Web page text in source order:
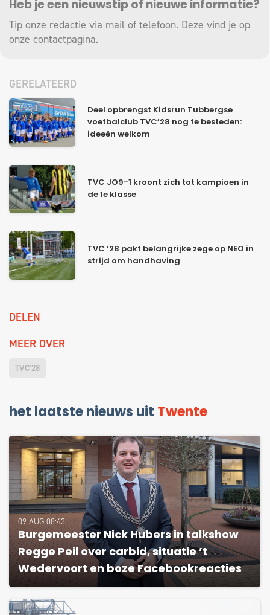
Heb je een nieuwstip of nieuwe informatie?
Tip onze redactie via mail of telefoon. Deze vind je op
onze contactpagina.
GERELATEERD
Deel opbrengst Kidsrun Tubbergse
voetbalclub TVC’28 nog te besteden:
ideeën welkom
TVC JO9-1 kroont zich tot kampioen in
de 1e klasse
TVC ’28 pakt belangrijke zege op NEO in
strijd om handhaving
DELEN
MEER OVER
TVC'28
het laatste nieuws uit Twente
09 AUG 08:43
Burgemeester Nick Hubers in talkshow
Regge Peil over carbid, situatie ’t
Wedervoort en boze Facebookreacties